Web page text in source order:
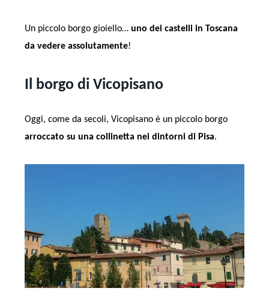
Un piccolo borgo gioiello… uno dei castelli in Toscana
da vedere assolutamente!
Il borgo di Vicopisano
Oggi, come da secoli, Vicopisano è un piccolo borgo
arroccato su una collinetta nei dintorni di Pisa.